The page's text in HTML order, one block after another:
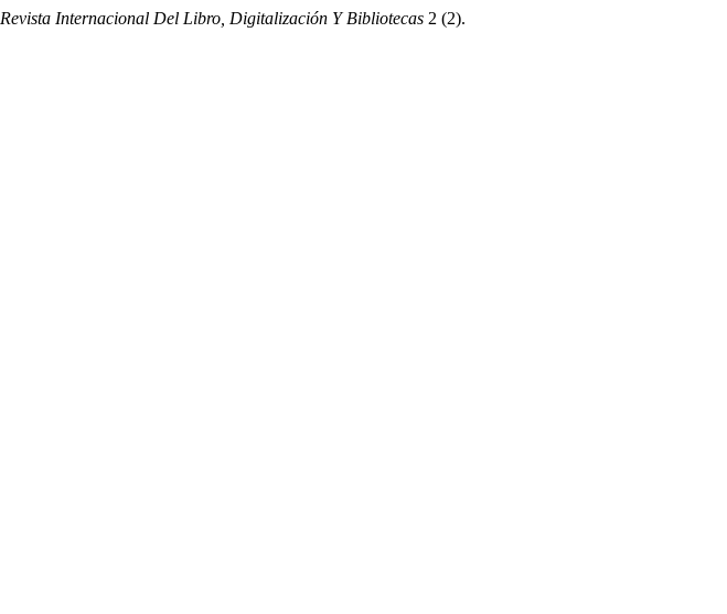
Revista Internacional Del Libro, Digitalización Y Bibliotecas 2 (2).